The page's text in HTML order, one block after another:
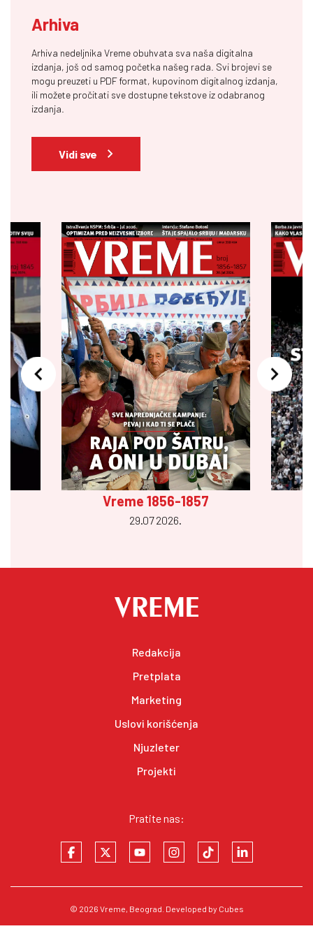
Arhiva
Arhiva nedeljnika Vreme obuhvata sva naša digitalna
izdanja, još od samog početka našeg rada. Svi brojevi se
mogu preuzeti u PDF format, kupovinom digitalnog izdanja,
ili možete pročitati sve dostupne tekstove iz odabranog
izdanja.
Vidi sve
Vreme 1856-1857
29.07 2026.
Redakcija
Pretplata
Marketing
Uslovi korišćenja
Njuzleter
Projekti
Pratite nas:
© 2026 Vreme, Beograd. Developed by Cubes